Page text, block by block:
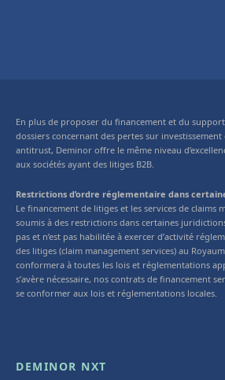
En plus de proposer du financement et du
dossiers concernant des pertes sur investissement
antitrust, Deminor offre le même niveau
aux sociétés ayant des litiges B2B.
Restrictions d’ordre réglementaire dans
Le financement de litiges et les services de claims
soumis à des restrictions dans certaines
pas et n’est pas habilitée à exercer d’activité
des litiges (claim management services) au
conformera à toutes les lois et réglementations
s’avère nécessaire, nos contrats de financement
se conformer aux lois et réglementations locales.
DEMINOR NXT